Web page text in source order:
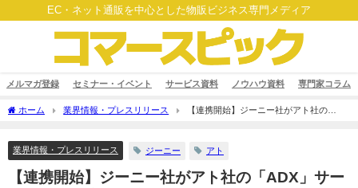
EC・ネット通販を中心とした物販ビジネス専門メディア
メルマガ登録 セミナー・イベント サービス資料 ノウハウ資料 専門家コラム
ホーム 業界情報・プレスリリース
【連携開始】ジーニー社がアト社の
業界情報・プレスリリース
ジーニー アト
【連携開始】ジーニー社がアト社の「ADX」サー